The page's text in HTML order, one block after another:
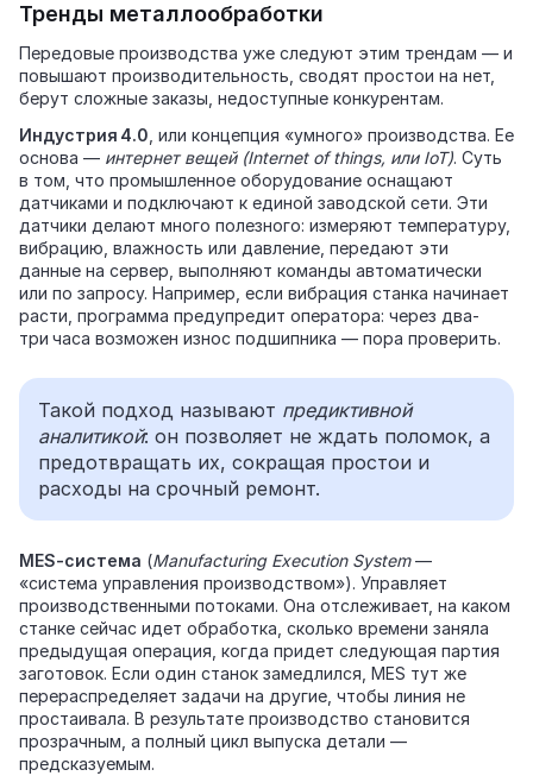
Тренды металлообработки
Передовые производства уже следуют этим трендам — и
повышают производительность, сводят простои на нет,
берут сложные заказы, недоступные конкурентам.
Индустрия 4.0 , или концепция «умного» производства. Ее
основа — интернет вещей (Internet of things, или IoT). Суть
в том, что промышленное оборудование оснащают
датчиками и подключают к единой заводской сети. Эти
датчики делают много полезного: измеряют температуру,
вибрацию, влажность или давление, передают эти
данные на сервер, выполняют команды автоматически
или по запросу. Например, если вибрация станка начинает
расти, программа предупредит оператора: через два-
три часа возможен износ подшипника — пора проверить.
Такой подход называют предиктивной
аналитикой: он позволяет не ждать поломок, а
предотвращать их, сокращая простои и
расходы на срочный ремонт.
MES‑система (Manufacturing Execution System—
«система управления производством»). Управляет
производственными потоками. Она отслеживает, на каком
станке сейчас идет обработка, сколько времени заняла
предыдущая операция, когда придет следующая партия
заготовок. Если один станок замедлился, MES тут же
перераспределяет задачи на другие, чтобы линия не
простаивала. В результате производство становится
прозрачным, а полный цикл выпуска детали —
предсказуемым.